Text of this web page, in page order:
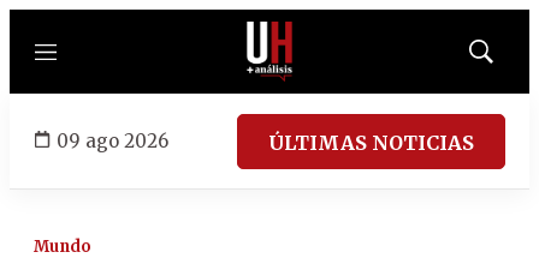
Menú
Mostrar
09 ago 2026 ÚLTIMAS NOTICIAS
Mundo